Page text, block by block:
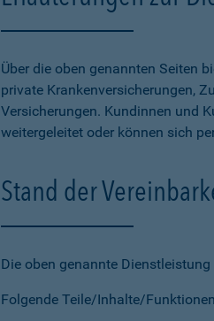
Über die oben genannten Seiten
private Krankenversicherungen,
Versicherungen. Kundinnen und
weitergeleitet oder können sich
Stand der
Die oben genannte
Folgende Teile/Inhalte/